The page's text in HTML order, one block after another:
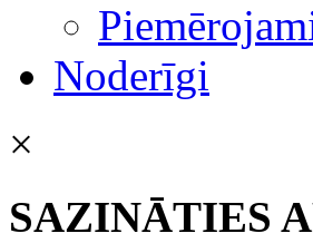
Noderīgi
×
SAZINĀTIES